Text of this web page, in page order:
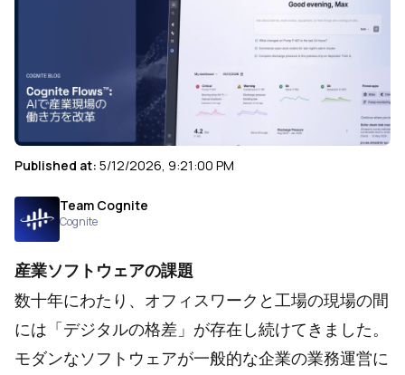
Published at: 5/12/2026, 9:21:00 PM
Team Cognite
Cognite
産業ソフトウェアの課題
数十年にわたり、オフィスワークと工場の現場の間
には「デジタルの格差」が存在し続けてきました。
モダンなソフトウェアが一般的な企業の業務運営に